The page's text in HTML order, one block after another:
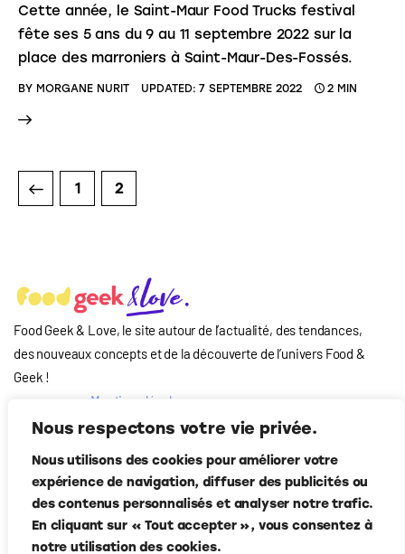
Nous respectons votre vie privée.
Nous utilisons des cookies pour améliorer votre
expérience de navigation, diffuser des publicités ou
des contenus personnalisés et analyser notre trafic.
En cliquant sur « Tout accepter », vous consentez à
notre utilisation des cookies.
Cette année, le Saint-Maur Food Trucks festival
fête ses 5 ans du 9 au 11 septembre 2022 sur la
place des marroniers à Saint-Maur-Des-Fossés.
BY MORGANE NURIT UPDATED: 7 SEPTEMBRE 2022 2 MIN
1 2
Food Geek & Love, le site autour de l’actualité, des tendances,
des nouveaux concepts et de la découverte de l’univers Food&
Geek !
Mentions légales
Qui-sommes nous
Contact
Suivez-nous